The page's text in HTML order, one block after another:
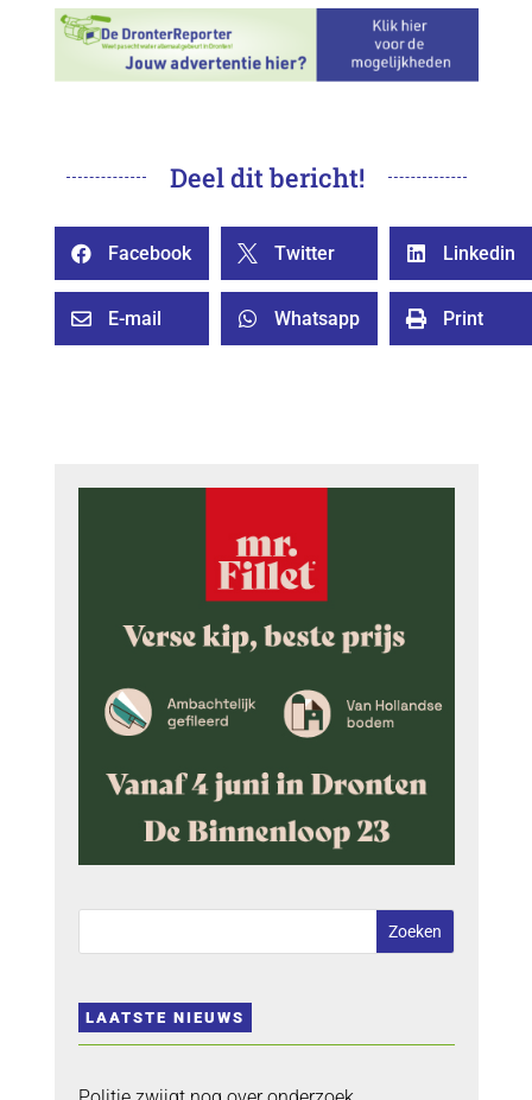
Deel dit bericht!
 Facebook  Twitter  Linkedin
 E-mail  Whatsapp  Print
LAATSTE NIEUWS